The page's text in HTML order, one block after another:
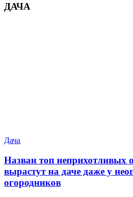
ДАЧА
Дача
Назван топ неприхотливых
вырастут на даче даже у
огородников